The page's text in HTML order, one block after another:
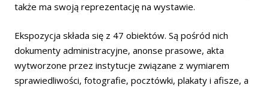
także ma swoją reprezentację na wystawie.
Ekspozycja składa się z 47 obiektów. Są pośród nich
dokumenty administracyjne, anonse prasowe, akta
wytworzone przez instytucje związane z wymiarem
sprawiedliwości, fotografie, pocztówki, plakaty i afisze, a